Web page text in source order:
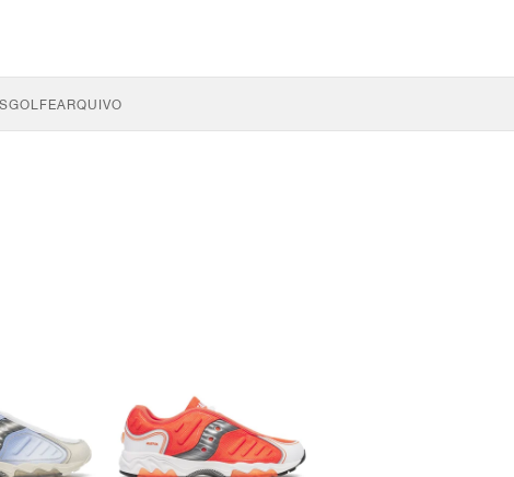
GOLFEARQUIVO